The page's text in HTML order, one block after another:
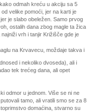
odmah kreću u akciju sa 5
velike pomoći, jer na karti je
je slabo obeležen. Samo prvog
ostalih dana zbog magle ta žica
vrh i tanjir Križišče gde je
na Krvavecu, moždaje takva i
i nekoliko dvoseda), ali i
tek trećeg dana, ali opet
odmor u jednom. Više se ni ne
tamo, ali vratili smo se za 8
domaćina, stvarno su